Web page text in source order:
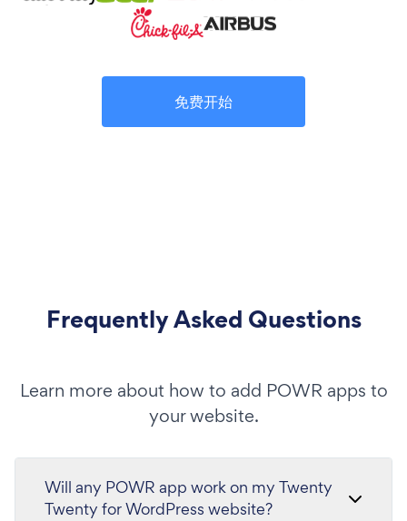
免费开始
Frequently Asked Questions
Learn more about how to add POWR apps to
your website.
Will any POWR app work on my Twenty
Twenty for WordPress website?